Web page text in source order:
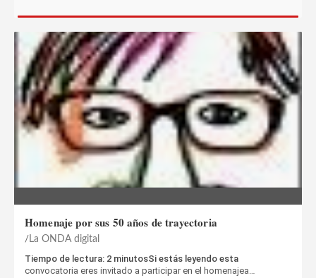
Homenaje por sus 50 años de trayectoria
La ONDA digital
Tiempo de lectura: 2 minutosSi estás leyendo esta
convocatoria eres invitado a participar en el homenajea…